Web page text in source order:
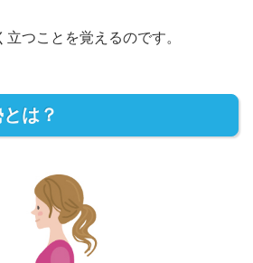
つことを覚えるのです。
は？